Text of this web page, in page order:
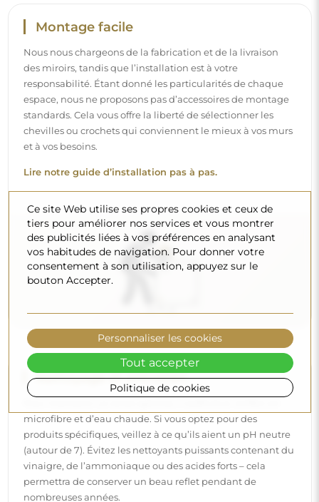
Nettoyage et entretien
Pour maintenir un éclat optimal, il suffit d’un chiffon en
microfibre et d’eau chaude. Si vous optez pour des
produits spécifiques, veillez à ce qu’ils aient un pH neutre
vinaigre, de l’ammoniaque ou des acides forts – cela
permettra de conserver un beau reflet pendant de
nombreuses années.
Voulez-vous en savoir plus ?
Découvrez d’autres conseils sur notre blog.
Livraison à domicile
Nous offrons un service de livraison à domicile, qui vous
permet de recevoir votre colis directement à votre porte.
Pour un supplément de 40 €, nous proposons également
un service de livraison à l’intérieur
, qui permet de livrer
le colis directement dans votre maison (pour des
dimensions allant jusqu’à 80×120 cm ou un diamètre de
Ce site Web utilise ses propres cookies et ceux de
tiers pour améliorer nos services et vous montrer
des publicités liées à vos préférences en analysant
vos habitudes de navigation. Pour donner votre
consentement à son utilisation, appuyez sur le
bouton Accepter.
Politique de cookies
Personnaliser les cookies
Tout accepter